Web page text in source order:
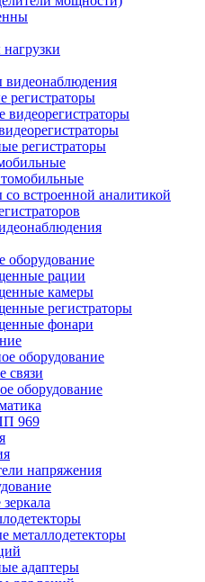
видеонаблюдения
регистраторы
видеорегистраторы
регистраторы
со встроенной аналитикой
оборудование
рации
камеры
регистраторы
фонари
оборудование
связи
оборудование
969
напряжения
металлодетекторы
адаптеры